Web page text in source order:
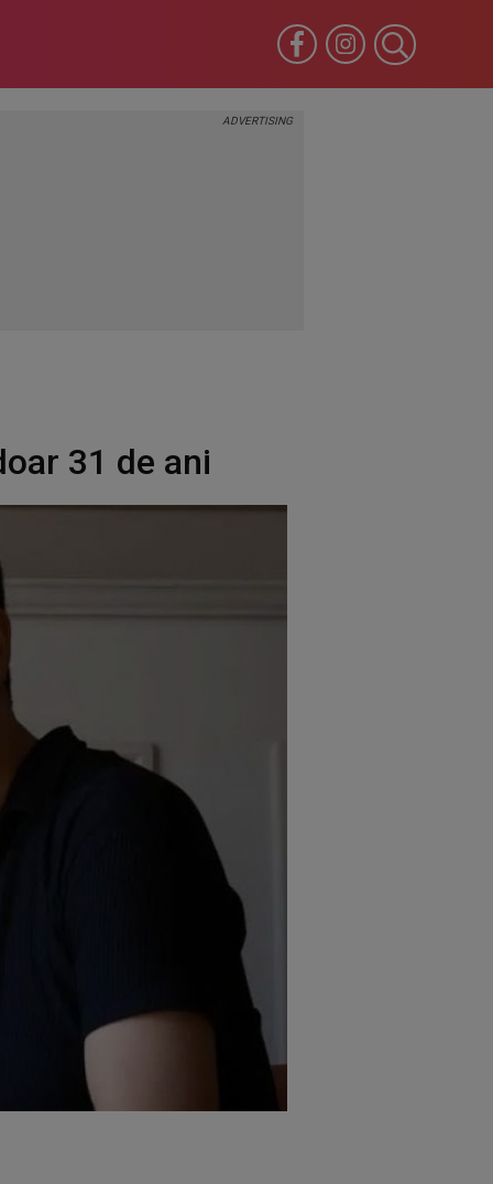
31 de ani